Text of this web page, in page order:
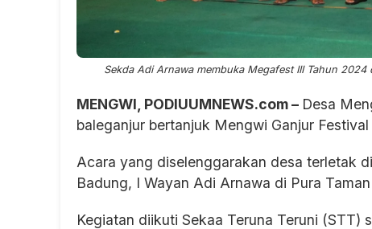
Sekda Adi Arnawa membuka Megafest III Tahun
MENGWI, PODIUUMNEWS.com – Desa
baleganjur bertanjuk Mengwi Ganjur
Acara yang diselenggarakan desa terletak
Badung, I Wayan Adi Arnawa di Pura
Kegiatan diikuti Sekaa Teruna Teruni